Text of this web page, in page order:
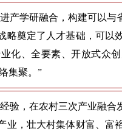
产学研融合，构建可以
略奠定了人才基础，可以
化、全要素、开放式众
集聚。”
验，在农村三次产业融
业，壮大村集体财富、